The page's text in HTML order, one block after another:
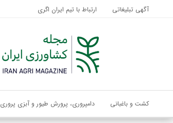
آگهی تبلیغاتی ارتباط با تیم ایران اگری
کشت و باغبانی دامپروری، پرورش طیور و آبزی پروری